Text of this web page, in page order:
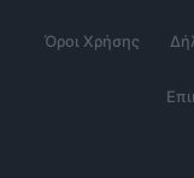
Όροι Χρήσης